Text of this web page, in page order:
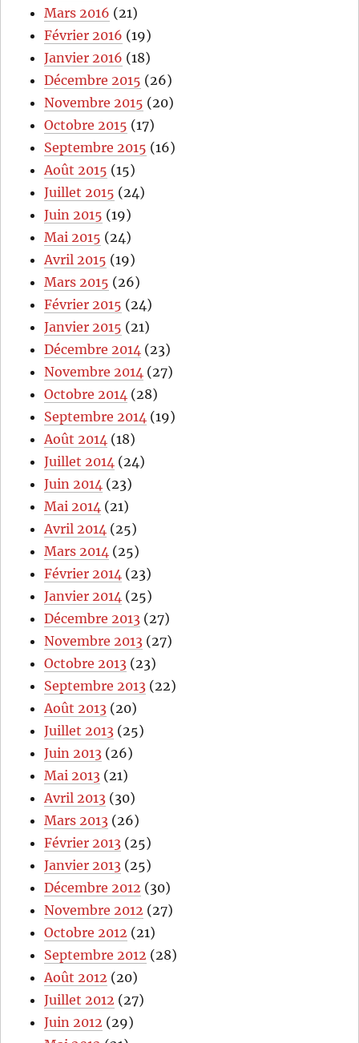
Mars 2016 (21)
Février 2016 (19)
Janvier 2016 (18)
Décembre 2015 (26)
Novembre 2015 (20)
Octobre 2015 (17)
Septembre 2015 (16)
Août 2015 (15)
Juillet 2015 (24)
Juin 2015 (19)
Mai 2015 (24)
Avril 2015 (19)
Mars 2015 (26)
Février 2015 (24)
Janvier 2015 (21)
Décembre 2014 (23)
Novembre 2014 (27)
Octobre 2014 (28)
Septembre 2014 (19)
Août 2014 (18)
Juillet 2014 (24)
Juin 2014 (23)
Mai 2014 (21)
Avril 2014 (25)
Mars 2014 (25)
Février 2014 (23)
Janvier 2014 (25)
Décembre 2013 (27)
Novembre 2013 (27)
Octobre 2013 (23)
Septembre 2013 (22)
Août 2013 (20)
Juillet 2013 (25)
Juin 2013 (26)
Mai 2013 (21)
Avril 2013 (30)
Mars 2013 (26)
Février 2013 (25)
Janvier 2013 (25)
Décembre 2012 (30)
Novembre 2012 (27)
Octobre 2012 (21)
Septembre 2012 (28)
Août 2012 (20)
Juillet 2012 (27)
Juin 2012 (29)